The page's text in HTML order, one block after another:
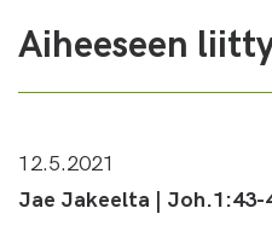
Aiheeseen
12.5.2021
Jae Jakeelta | Joh.1:43-